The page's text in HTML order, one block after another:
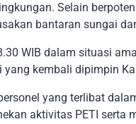
Selain
bantaran sungai
WIB dalam situasi
yang kembali dipimpin
yang terlibat
aktivitas PETI serta